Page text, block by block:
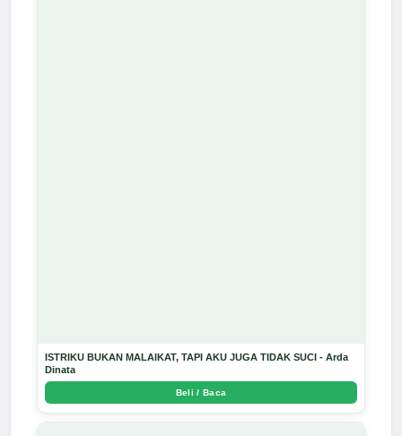
ISTRIKU BUKAN MALAIKAT, TAPI AKU JUGA TIDAK SUCI - Arda
Dinata
Beli / Baca